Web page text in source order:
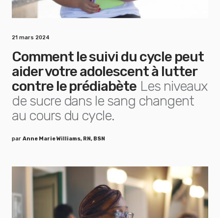
21 mars 2024
Comment le suivi du cycle peut
aider votre adolescent à lutter
contre le prédiabète Les niveaux
de sucre dans le sang changent
au cours du cycle.
par Anne Marie Williams, RN, BSN